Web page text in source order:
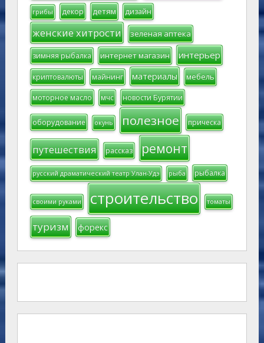
грибы декор детям дизайн
женские хитрости зеленая аптека
зимняя рыбалка интернет магазин интерьер
криптовалюты майнинг материалы мебель
моторное масло мчс новости Бурятии
оборудование окунь полезное прическа
путешествия рассказ ремонт
русский драматический театр Улан-Удэ рыба рыбалка
своими руками строительство томаты
туризм форекс